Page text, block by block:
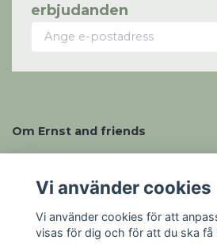
erbjudanden
Om Ernst and friends
Sociala medier
Vi använder cookies
Vi använder cookies för att
visas för dig och för att du ska få